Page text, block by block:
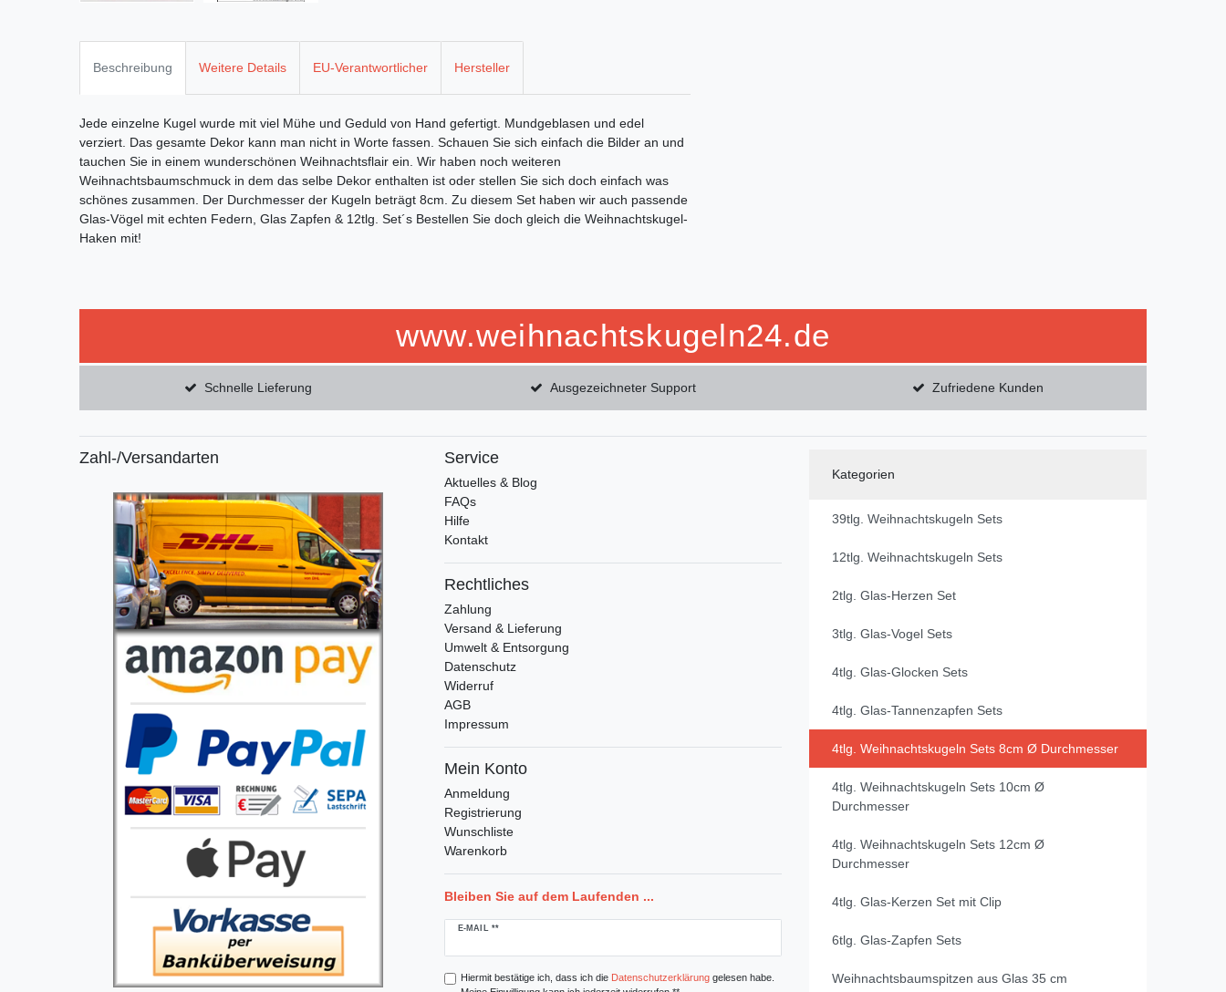
Beschreibung Weitere Details EU-Verantwortlicher Hersteller
Jede einzelne Kugel wurde mit viel Mühe und Geduld von Hand gefertigt. Mundgeblasen und edel
verziert. Das gesamte Dekor kann man nicht in Worte fassen. Schauen Sie sich einfach die Bilder an und
tauchen Sie in einem wunderschönen Weihnachtsflair ein. Wir haben noch weiteren
Weihnachtsbaumschmuck in dem das selbe Dekor enthalten ist oder stellen Sie sich doch einfach was
schönes zusammen. Der Durchmesser der Kugeln beträgt 8cm. Zu diesem Set haben wir auch passende
Glas-Vögel mit echten Federn, Glas Zapfen & 12tlg. Set´s Bestellen Sie doch gleich die Weihnachtskugel-
Haken mit!
www.weihnachtskugeln24.de
Schnelle Lieferung Ausgezeichneter Support Zufriedene Kunden
Zahl-/Versandarten Service
Aktuelles & Blog
FAQs
Hilfe
Kontakt
Rechtliches
Zahlung
Versand & Lieferung
Umwelt & Entsorgung
Datenschutz
Widerruf
AGB
Impressum
Mein Konto
Anmeldung
Registrierung
Wunschliste
Warenkorb
Bleiben Sie auf dem Laufenden ...
E-MAIL **
Newsletter
Hiermit bestätige ich, dass ich die Daten­schutz­erklärunggelesen habe.
Kategorien
39tlg. Weihnachtskugeln Sets
12tlg. Weihnachtskugeln Sets
2tlg. Glas-Herzen Set
3tlg. Glas-Vogel Sets
4tlg. Glas-Glocken Sets
4tlg. Glas-Tannenzapfen Sets
4tlg. Weihnachtskugeln Sets 8cm Ø Durchmesser
4tlg. Weihnachtskugeln Sets 10cm Ø
Durchmesser
4tlg. Weihnachtskugeln Sets 12cm Ø
Durchmesser
4tlg. Glas-Kerzen Set mit Clip
6tlg. Glas-Zapfen Sets
Weihnachtsbaumspitzen aus Glas 35 cm